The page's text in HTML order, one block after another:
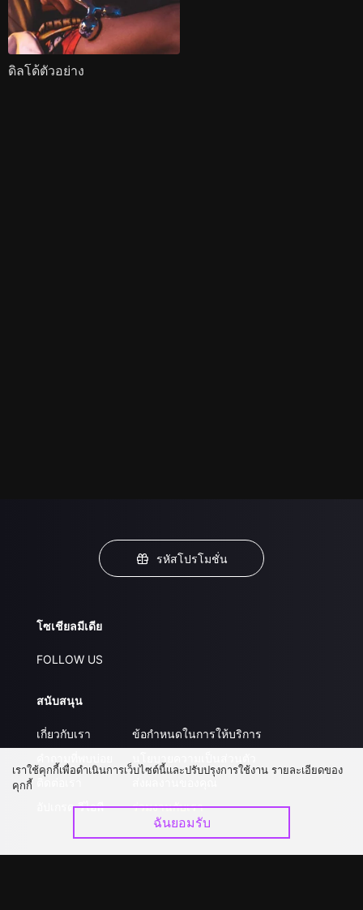
ดิลโด้ตัวอย่าง
รหัสโปรโมชั่น
โซเชียลมีเดีย
FOLLOW US
สนับสนุน
เกี่ยวกับเรา
อัปเกรด วีไอพี
ข้อกำหนดในการให้บริการ
ร่วมงานกับเรา
เราใช้คุกกี้เพื่อดำเนินการเว็บไซต์นี้และปรับปรุงการใช้งาน รายละเอียดของ
คุกกี้
ฉันยอมรับ